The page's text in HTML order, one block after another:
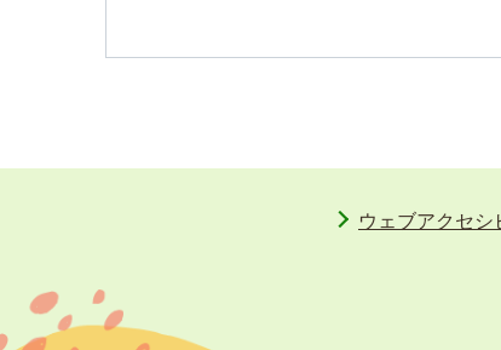
ウェブアクセシ